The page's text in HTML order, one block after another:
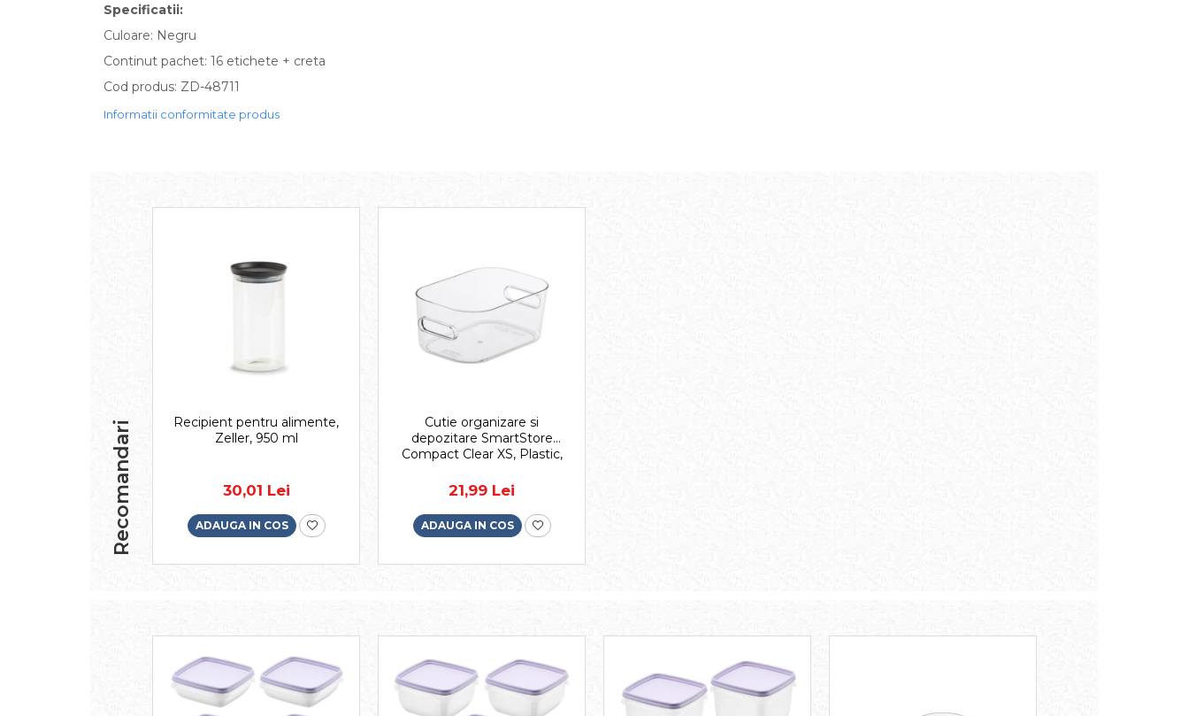
Specificatii:
Culoare: Negru
Continut pachet: 16 etichete + creta
Cod produs: ZD-48711
Informatii conformitate produs
Recomandari
Recipient pentru alimente,
Zeller, 950 ml
30,01 Lei
ADAUGA IN COS
Cutie organizare si
depozitare SmartStore
Compact Clear XS, Plastic,
cm
21,99 Lei
ADAUGA IN COS